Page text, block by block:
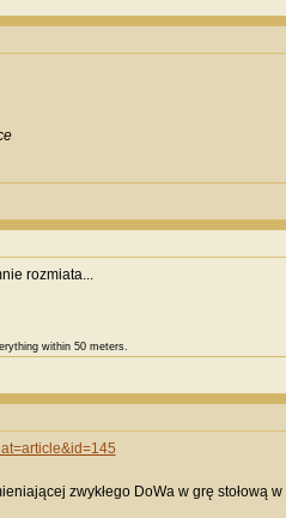
rozmiata...
within 50 meters.
zwykłego DoWa w grę stołową